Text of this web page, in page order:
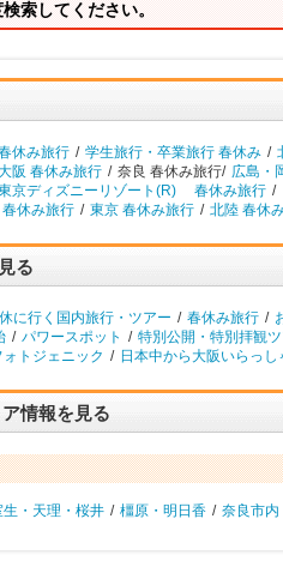
索してください。
休み旅行 / 学生旅行・卒業旅行 春休み /
阪 春休み旅行 / 奈良 春休み旅行/ 広島・
京ディズニーリゾート(R) 春休み旅行 /
休み旅行 / 東京 春休み旅行 / 北陸 春休
る
に行く国内旅行・ツアー / 春休み旅行 /
/ パワースポット / 特別公開・特別拝観
ォトジェニック / 日本中から大阪いらっし
情報を見る
生・天理・桜井 / 橿原・明日香 / 奈良市内